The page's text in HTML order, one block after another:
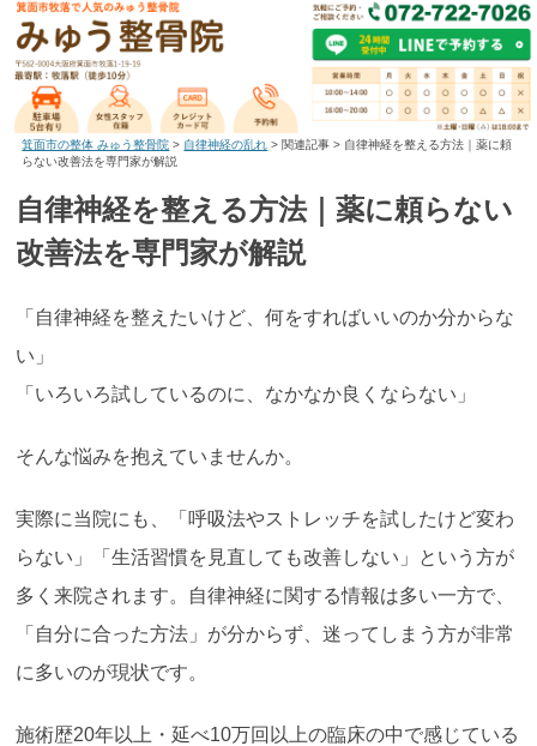
箕面市の整体 みゅう整骨院 > 自律神経の乱れ > 関連記事 > 自律神経を整える方法｜薬に頼
らない改善法を専門家が解説
自律神経を整える方法｜薬に頼らない
改善法を専門家が解説
「自律神経を整えたいけど、何をすればいいのか分からな
い」
「いろいろ試しているのに、なかなか良くならない」
そんな悩みを抱えていませんか。
実際に当院にも、「呼吸法やストレッチを試したけど変わ
らない」「生活習慣を見直しても改善しない」という方が
多く来院されます。自律神経に関する情報は多い一方で、
「自分に合った方法」が分からず、迷ってしまう方が非常
に多いのが現状です。
施術歴20年以上・延べ10万回以上の臨床の中で感じている